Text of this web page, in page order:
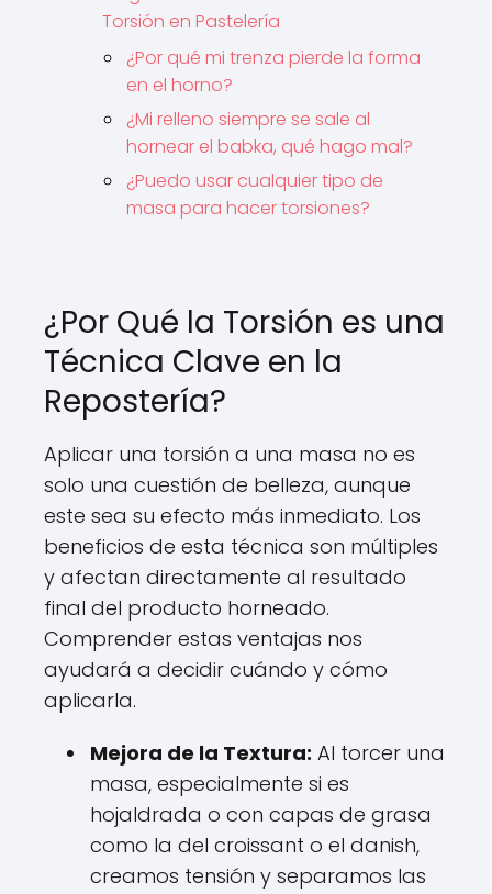
Torsión en Pastelería
¿Por qué mi trenza pierde la forma
en el horno?
¿Mi relleno siempre se sale al
hornear el babka, qué hago mal?
¿Puedo usar cualquier tipo de
masa para hacer torsiones?
¿Por Qué la Torsión es una
Técnica Clave en la
Repostería?
Aplicar una torsión a una masa no es
solo una cuestión de belleza, aunque
este sea su efecto más inmediato. Los
beneficios de esta técnica son múltiples
y afectan directamente al resultado
final del producto horneado.
Comprender estas ventajas nos
ayudará a decidir cuándo y cómo
aplicarla.
Mejora de la Textura: Al torcer una
masa, especialmente si es
hojaldrada o con capas de grasa
como la del croissant o el danish,
creamos tensión y separamos las